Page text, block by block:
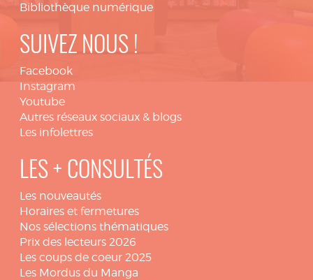
Bibliothèque numérique
SUIVEZ NOUS !
Facebook
Instagram
Youtube
Autres réseaux sociaux & blogs
Les infolettres
LES + CONSULTÉS
Les nouveautés
Horaires et fermetures
Nos sélections thématiques
Prix des lecteurs 2026
Les coups de coeur 2025
Les Mordus du Manga